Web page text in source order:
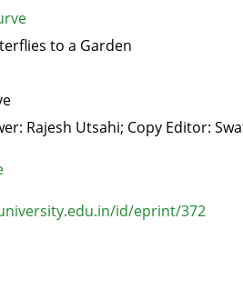
to a Garden
Rajesh Utsahi; Copy Editor:
id/eprint/372